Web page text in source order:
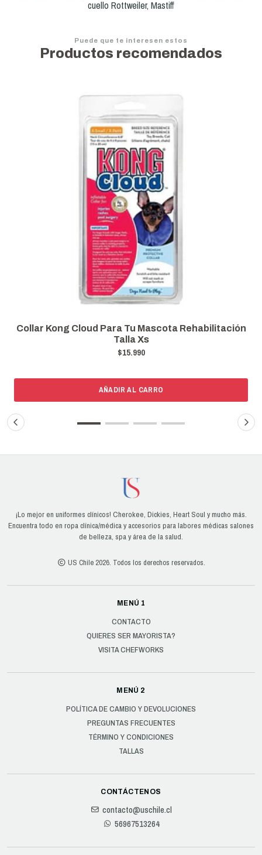
cuello Rottweiler, Mastiff
Puede que te interesen estos
Productos recomendados
Collar Kong Cloud Para Tu Mascota Rehabilitación
Talla Xs
$15.990
AÑADIR AL CARRO
¡Lo mejor en uniformes clínicos! Cherokee, Dickies, Heart Soul y mucho más.
Encuentra todo en ropa clínica/médica y accesorios para labores médicas salones
de belleza, spa y área de la salud.
US Chile 2026. Todos los derechos reservados.
MENÚ 1
CONTACTO
QUIERES SER MAYORISTA?
VISITA CHEFWORKS
MENÚ 2
POLÍTICA DE CAMBIO Y DEVOLUCIONES
PREGUNTAS FRECUENTES
TÉRMINO Y CONDICIONES
TALLAS
CONTÁCTENOS
contacto@uschile.cl
56967513264